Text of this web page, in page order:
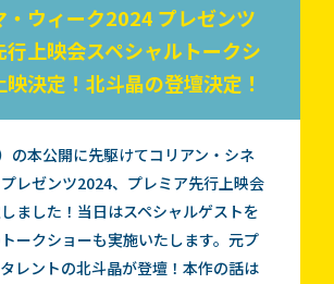
・ウィーク2024 プレゼンツ
行上映会スペシャルトークシ
映決定！北斗晶の登壇決定！
の本公開に先駆けてコリアン・シネ
レゼンツ2024、プレミア先行上映会
ました！当日はスペシャルゲストを
ークショーも実施いたします。元プ
レントの北斗晶が登壇！本作の話は